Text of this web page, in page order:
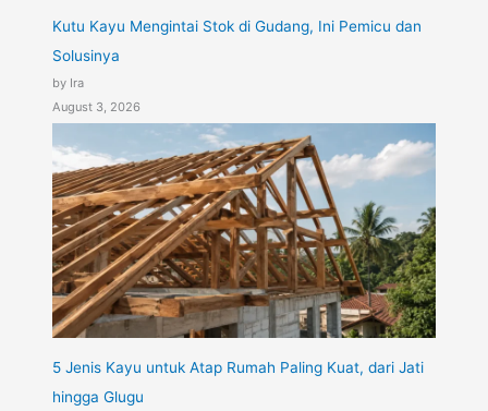
Kutu Kayu Mengintai Stok di Gudang, Ini Pemicu dan
Solusinya
by Ira
August 3, 2026
5 Jenis Kayu untuk Atap Rumah Paling Kuat, dari Jati
hingga Glugu